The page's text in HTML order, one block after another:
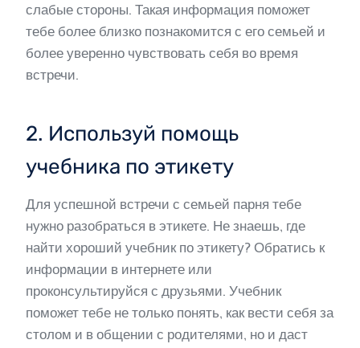
слабые стороны. Такая информация поможет
тебе более близко познакомится с его семьей и
более уверенно чувствовать себя во время
встречи.
2. Используй помощь
учебника по этикету
Для успешной встречи с семьей парня тебе
нужно разобраться в этикете. Не знаешь, где
найти хороший учебник по этикету? Обратись к
информации в интернете или
проконсультируйся с друзьями. Учебник
поможет тебе не только понять, как вести себя за
столом и в общении с родителями, но и даст